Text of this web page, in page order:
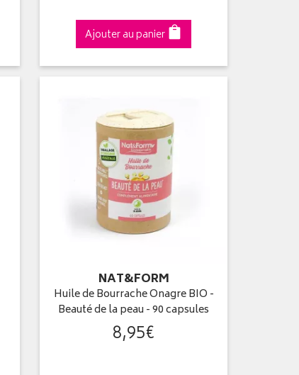
Ajouter au panier
NAT&FORM
Huile de Bourrache Onagre BIO -
Beauté de la peau - 90 capsules
8,95€